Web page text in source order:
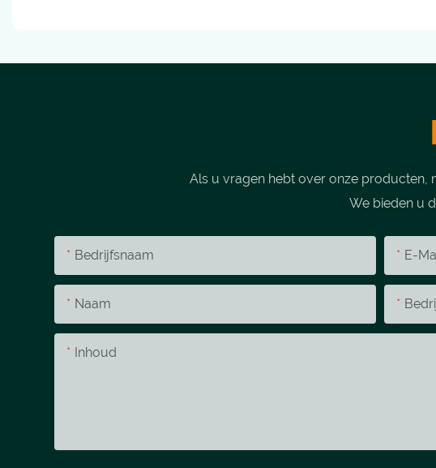
Als u vragen hebt over onze producten,
We bieden u
Bedrijfsnaam E-
Naam
Inhoud